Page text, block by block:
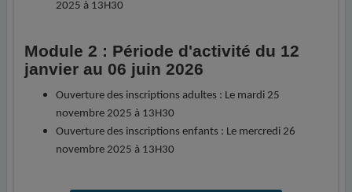
2025 à 13H30
Module 2 : Période d'activité du 12
janvier au 06 juin 2026
Ouverture des inscriptions adultes : Le mardi 25
novembre 2025 à 13H30
Ouverture des inscriptions enfants : Le mercredi 26
novembre 2025 à 13H30